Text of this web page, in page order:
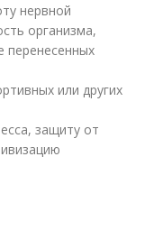
нервной
организма,
перенесенных
или других
защиту от